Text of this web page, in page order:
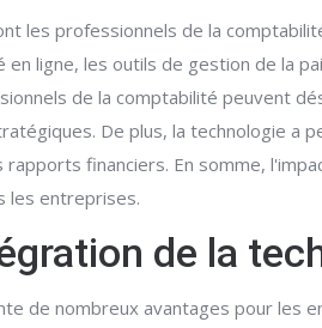
les professionnels de la
ligne, les outils de gestion de la
de la comptabilité peuvent
De plus, la technologie a
financiers. En somme,
les entreprises.
de la
de nombreux avantages pour